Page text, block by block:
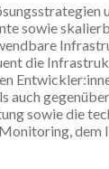
sowie
die
auch
sowie die
dem